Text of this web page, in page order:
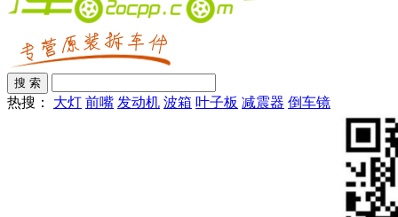
热搜： 大灯 前嘴 发动机 波箱 叶子板 减震器 倒车镜